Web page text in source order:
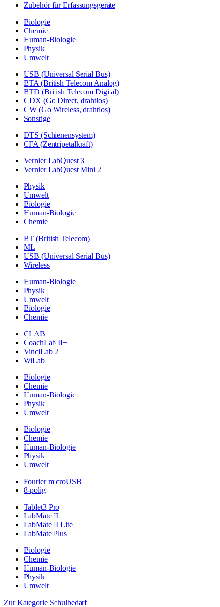
Zubehör für Erfassungsgeräte
Biologie
Chemie
Human-Biologie
Physik
Umwelt
USB (Universal Serial Bus)
BTA (British Telecom Analog)
BTD (British Telecom Digital)
GDX (Go Direct, drahtlos)
GW (Go Wireless, drahtlos)
Sonstige
DTS (Schienensystem)
CFA (Zentripetalkraft)
Vernier LabQuest 3
Vernier LabQuest Mini 2
Physik
Umwelt
Biologie
Human-Biologie
Chemie
BT (British Telecom)
ML
USB (Universal Serial Bus)
Wireless
Human-Biologie
Physik
Umwelt
Biologie
Chemie
CLAB
CoachLab II+
VinciLab 2
WiLab
Biologie
Chemie
Human-Biologie
Physik
Umwelt
Biologie
Chemie
Human-Biologie
Physik
Umwelt
Fourier microUSB
8-polig
Tablet3 Pro
LabMate II
LabMate II Lite
LabMate Plus
Biologie
Chemie
Human-Biologie
Physik
Umwelt
Zur Kategorie Schulbedarf